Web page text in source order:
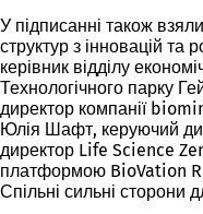
У підписанні також
структур з інновацій та
керівник відділу
Технологічного парку
директор компанії
Юлія Шафт, керуючий
директор Life Science
платформою BioVation
Спільні сильні сторони